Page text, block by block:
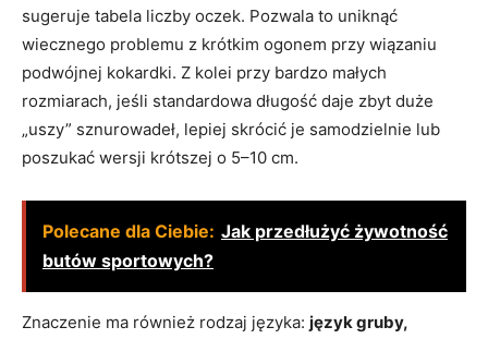
sugeruje tabela liczby oczek. Pozwala to uniknąć
wiecznego problemu z krótkim ogonem przy wiązaniu
podwójnej kokardki. Z kolei przy bardzo małych
rozmiarach, jeśli standardowa długość daje zbyt duże
„uszy” sznurowadeł, lepiej skrócić je samodzielnie lub
poszukać wersji krótszej o 5–10 cm.
Polecane dla Ciebie: Jak przedłużyć żywotność
butów sportowych?
Znaczenie ma również rodzaj języka: język gruby,